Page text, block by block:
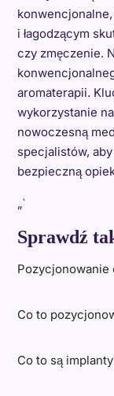
i łagodzącym
czy zmęczenie.
aromaterapii.
wykorzystanie
nowoczesną
specjalistów,
bezpieczną
„`
Sprawdź
Pozycjonowanie
Co to
Co to są